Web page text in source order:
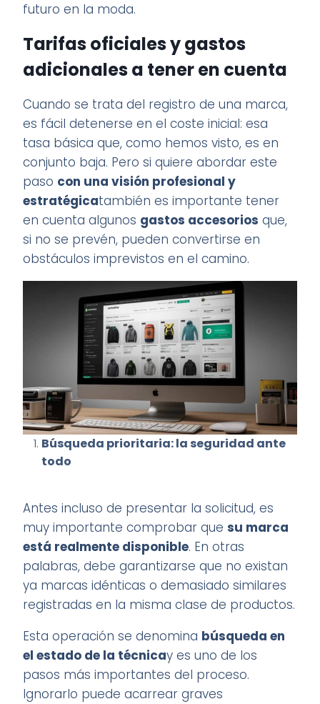
futuro en la moda.
Tarifas oficiales y gastos
adicionales a tener en cuenta
Cuando se trata del registro de una marca,
es fácil detenerse en el coste inicial: esa
tasa básica que, como hemos visto, es en
conjunto baja. Pero si quiere abordar este
paso con una visión profesional y
estratégicatambién es importante tener
en cuenta algunos gastos accesorios que,
si no se prevén, pueden convertirse en
obstáculos imprevistos en el camino.
Búsqueda prioritaria: la seguridad ante
todo
Antes incluso de presentar la solicitud, es
muy importante comprobar quesu marca
está realmente disponible. En otras
palabras, debe garantizarse que no existan
ya marcas idénticas o demasiado similares
registradas en la misma clase de productos.
Esta operación se denomina búsqueda en
el estado de la técnicay es uno de los
pasos más importantes del proceso.
Ignorarlo puede acarrear graves